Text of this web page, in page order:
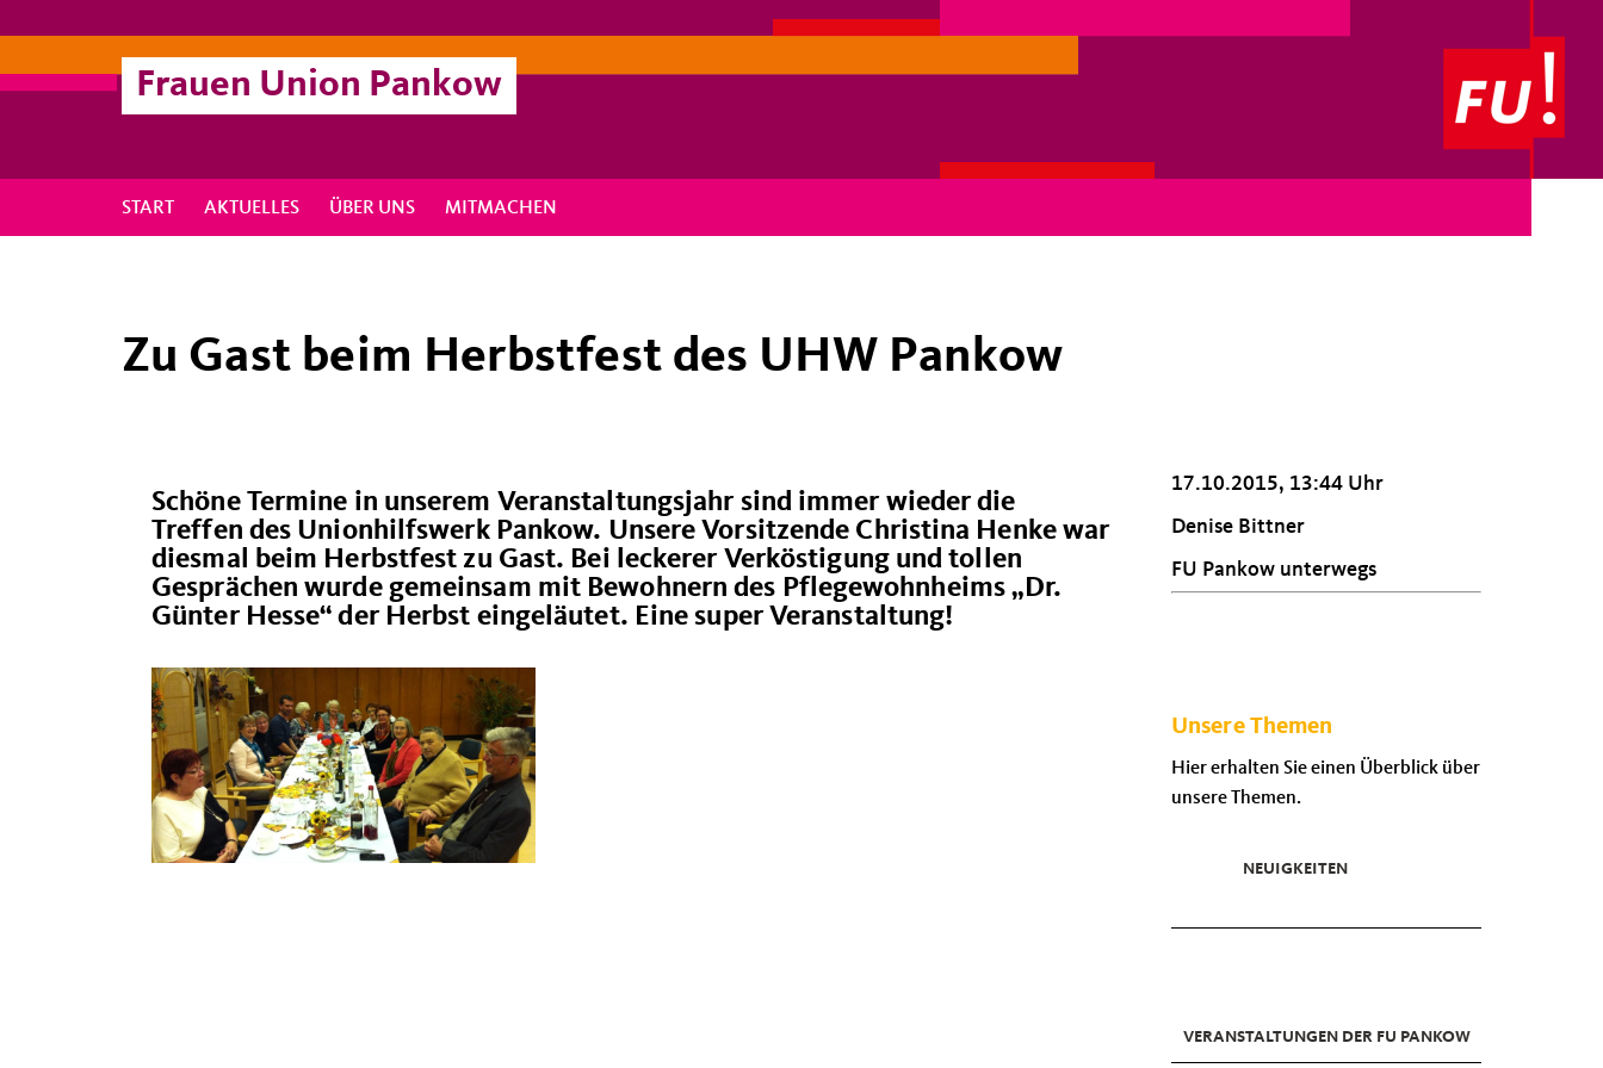
Frauen Union Pankow
START AKTUELLES ÜBER UNS MITMACHEN
Zu Gast beim Herbstfest des UHW Pankow
Schöne Termine in unserem Veranstaltungsjahr sind immer wieder die
Treffen des Unionhilfswerk Pankow. Unsere Vorsitzende Christina Henke war
diesmal beim Herbstfest zu Gast. Bei leckerer Verköstigung und tollen
Gesprächen wurde gemeinsam mit Bewohnern des Pflegewohnheims „Dr.
Günter Hesse“ der Herbst eingeläutet. Eine super Veranstaltung!
17.10.2015, 13:44 Uhr
Denise Bittner
FU Pankow unterwegs
Unsere Themen
Hier erhalten Sie einen Überblick über
unsere Themen.
NEUIGKEITEN
VERANSTALTUNGEN DER FU PANKOW